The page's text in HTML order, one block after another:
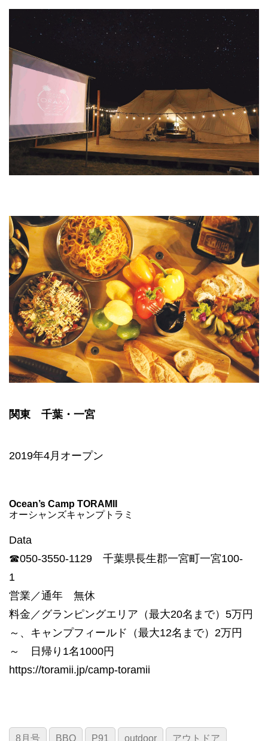
関東 千葉・一宮
2019年4月オープン
Ocean’s Camp TORAMII
オーシャンズキャンプトラミ
Data
☎050-3550-1129 千葉県長生郡一宮町一宮100-
1
営業／通年 無休
料金／グランピングエリア（最大20名まで）5万円
～、キャンプフィールド（最大12名まで）2万円
～ 日帰り1名1000円
https://toramii.jp/camp-toramii
8月号 BBQ P91 outdoor アウトドア